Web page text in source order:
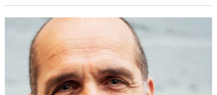
málaflokka sem sjá má á heimasíðu flokksins. Skoðum örfá
alvöru dæmi.